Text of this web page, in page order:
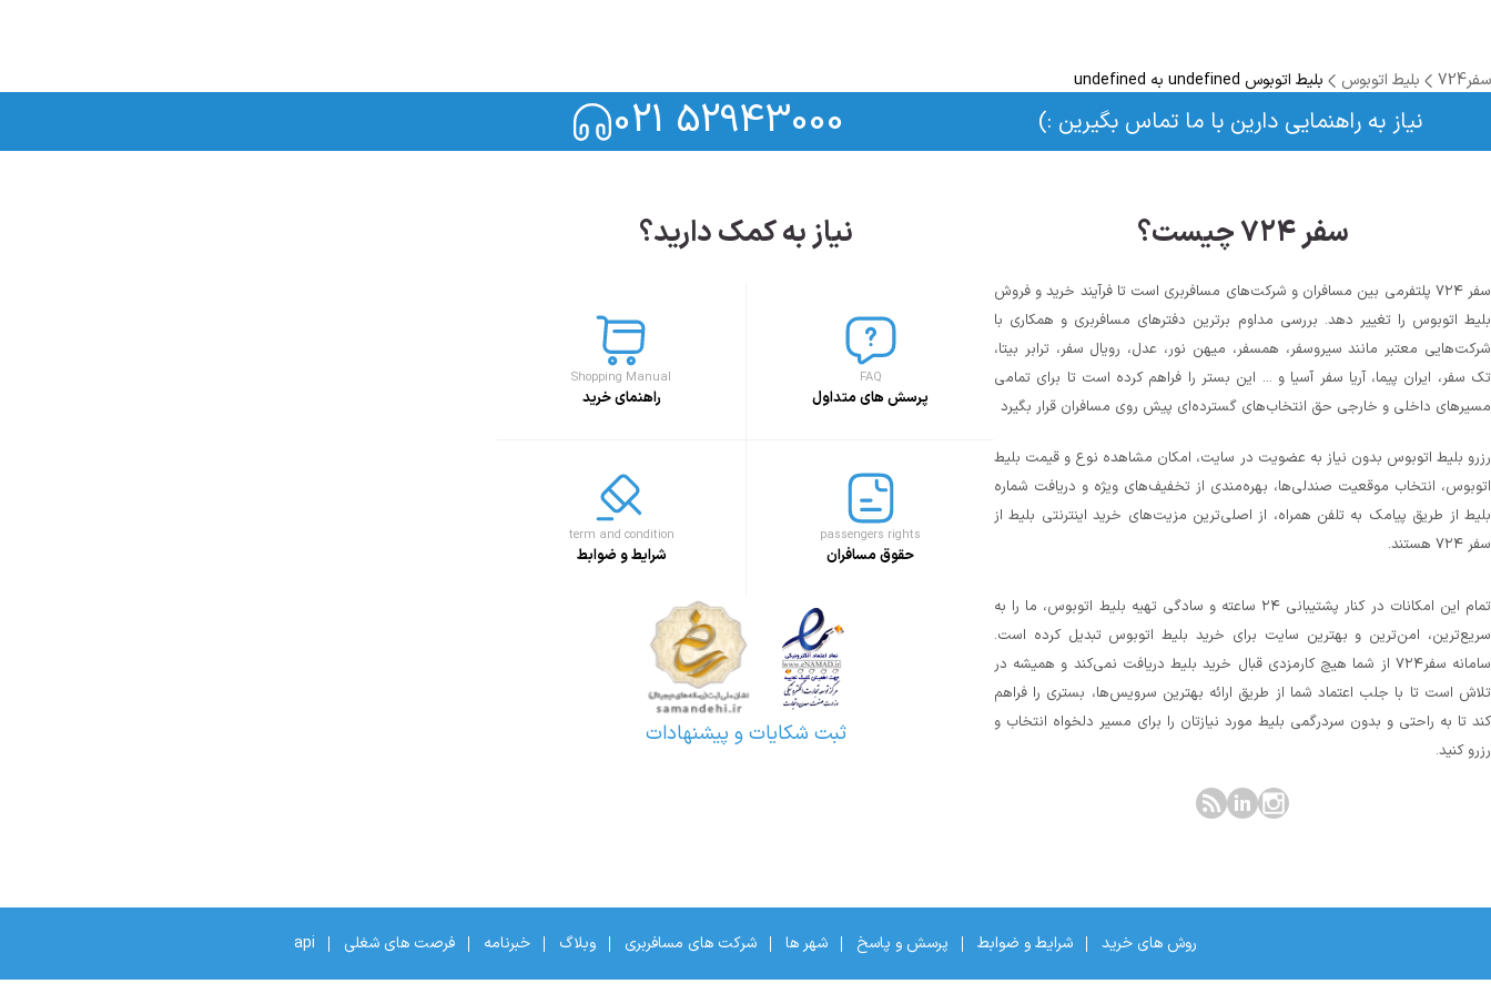
سفر724 بلیط اتوبوس بلیط اتوبوس undefined به undefined
نیاز به راهنمایی دارین با ما تماس بگیرین :) 021 52943000
سفر ۷۲۴ چیست؟
سفر ۷۲۴ پلتفرمی بین مسافران و شرکت‌های مسافربری است تا فرآیند خرید و فروش
بلیط اتوبوس را تغییر دهد. بررسی مداوم برترین دفترهای مسافربری و همکاری با
شرکت‌هایی معتبر مانند سیروسفر، همسفر، میهن‌ نور، عدل، رویال سفر، ترابر بیتا،
تک سفر، ایران پیما، آریا سفر آسیا و ... این بستر را فراهم کرده است تا برای تمامی
مسیرهای داخلی و خارجی حق انتخاب‌های گسترده‌ای پیش روی مسافران قرار بگیرد
رزرو بلیط اتوبوس بدون نیاز به عضویت در سایت، امکان مشاهده نوع و قیمت بلیط
اتوبوس، انتخاب موقعیت صندلی‌ها، بهره‌مندی از تخفیف‌های ویژه و دریافت شماره‌
بلیط از طریق پیامک به تلفن همراه، از اصلی‌ترین مزیت‌های خرید اینترنتی بلیط از
سفر ۷۲۴ هستند.
تمام این امکانات در کنار پشتیبانی‌ ۲۴ ساعته و سادگی تهیه بلیط اتوبوس، ما را به
سریع‌ترین، امن‌ترین و بهترین سایت برای خرید بلیط اتوبوس تبدیل کرده است.
سامانه سفر۷۲۴ از شما هیچ کارمزدی قبال خرید بلیط دریافت نمی‌کند و همیشه در
تلاش است تا با جلب اعتماد شما از طریق ارائه بهترین سرویس‌ها، بستری را فراهم
کند تا به راحتی و بدون سردرگمی بلیط مورد نیازتان را برای مسیر دلخواه انتخاب و
رزرو کنید.
نیاز به کمک دارید؟
FAQ
پرسش های متداول
Shopping Manual
راهنمای خرید
passengers rights
حقوق مسافران
term and condition
شرایط و ضوابط
ثبت شکایات و پیشنهادات
روش های خرید شرایط و ضوابط پرسش و پاسخ شهر ها شرکت های مسافربری وبلاگ خبرنامه فرصت های شغلی api